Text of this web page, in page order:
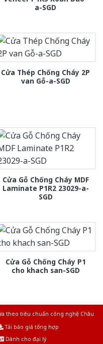
a-SGD
Cửa Thép Chống Cháy 2P
van Gỗ-a-SGD
Cửa Gỗ Chống Cháy MDF
Laminate P1R2 23029-a-
SGD
Cửa Gỗ Chống Cháy P1
cho khach san-SGD
theo tiêu chuẩn công nghệ Châu
Tải báo giá tổng hợp
Dành cho đại lý